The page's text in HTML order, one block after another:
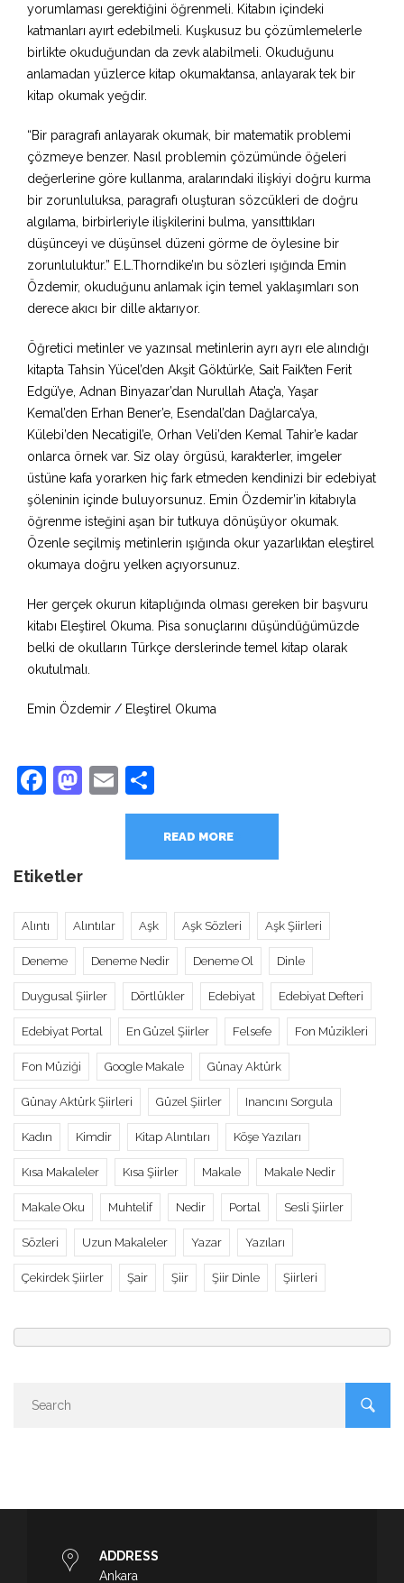
yorumlaması gerektiğini öğrenmeli. Kitabın içindeki
katmanları ayırt edebilmeli. Kuşkusuz bu çözümlemelerle
birlikte okuduğundan da zevk alabilmeli. Okuduğunu
anlamadan yüzlerce kitap okumaktansa, anlayarak tek bir
kitap okumak yeğdir.
“Bir paragrafı anlayarak okumak, bir matematik problemi
çözmeye benzer. Nasıl problemin çözümünde öğeleri
değerlerine göre kullanma, aralarındaki ilişkiyi doğru kurma
bir zorunluluksa, paragrafı oluşturan sözcükleri de doğru
algılama, birbirleriyle ilişkilerini bulma, yansıttıkları
düşünceyi ve düşünsel düzeni görme de öylesine bir
zorunluluktur.” E.L.Thorndike’ın bu sözleri ışığında Emin
Özdemir, okuduğunu anlamak için temel yaklaşımları son
derece akıcı bir dille aktarıyor.
Öğretici metinler ve yazınsal metinlerin ayrı ayrı ele alındığı
kitapta Tahsin Yücel’den Akşit Göktürk’e, Sait Faik’ten Ferit
Edgü’ye, Adnan Binyazar’dan Nurullah Ataç’a, Yaşar
Kemal’den Erhan Bener’e, Esendal’dan Dağlarca’ya,
Külebi’den Necatigil’e, Orhan Veli’den Kemal Tahir’e kadar
onlarca örnek var. Siz olay örgüsü, karakterler, imgeler
üstüne kafa yorarken hiç fark etmeden kendinizi bir edebiyat
şöleninin içinde buluyorsunuz. Emin Özdemir’in kitabıyla
öğrenme isteğini aşan bir tutkuya dönüşüyor okumak.
Özenle seçilmiş metinlerin ışığında okur yazarlıktan eleştirel
okumaya doğru yelken açıyorsunuz.
Her gerçek okurun kitaplığında olması gereken bir başvuru
kitabı Eleştirel Okuma. Pisa sonuçlarını düşündüğümüzde
belki de okulların Türkçe derslerinde temel kitap olarak
okutulmalı.
Emin Özdemir / Eleştirel Okuma
Facebook
Mastodon
Email
READ MORE
Etiketler
Alıntı Alıntılar Aşk Aşk Sözleri Aşk Şiirleri
Deneme Deneme Nedir Deneme Ol Dinle
Duygusal Şiirler Dörtlükler Edebiyat Edebiyat Defteri
Edebiyat Portal En Güzel Şiirler Felsefe Fon Müzikleri
Fon Müziği Google Makale Günay Aktürk
Günay Aktürk Şiirleri Güzel Şiirler Inancını Sorgula
Kadın Kimdir Kitap Alıntıları Köşe Yazıları
Kısa Makaleler Kısa Şiirler Makale Makale Nedir
Makale Oku Muhtelif Nedir Portal Sesli Şiirler
Sözleri Uzun Makaleler Yazar Yazıları
Çekirdek Şiirler Şair Şiir Şiir Dinle Şiirleri
ADDRESS
Ankara